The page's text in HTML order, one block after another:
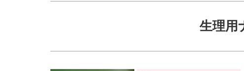
生理用